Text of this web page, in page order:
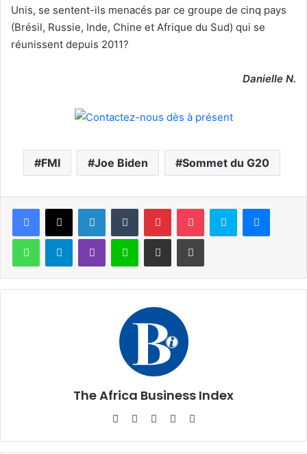
Unis, se sentent-ils menacés par ce groupe de cinq pays
(Brésil, Russie, Inde, Chine et Afrique du Sud) qui se
réunissent depuis 2011?
Danielle N.
FMI Joe Biden Sommet du G20
Facebook
X LinkedinTumblr PinterestPocket Skype
WhatsAppTelegramViber Ligne Partager par email Imprimer
The Africa Business Index
WebsiteFacebook
X Linkedin